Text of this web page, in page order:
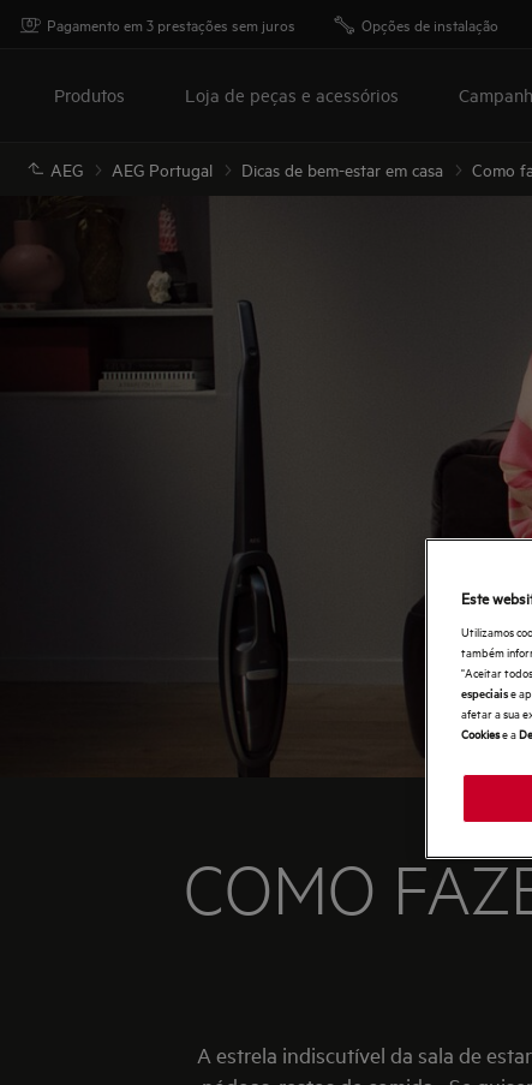
Pagamento em 3 prestações sem juros Opções de instalação
Produtos Loja de peças e acessórios
AEG AEG Portugal Dicas de bem-estar em casa Como
COMO
A estrela indiscutível da sala de
Este
Utilizamos
também
"Aceitar
especiaise
afetar a sua
Cookiese a